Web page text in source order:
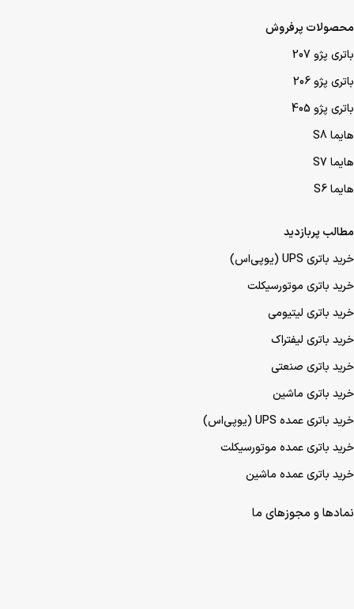
محصولات پرفروش
باتری پژو 207
باتری پژو 206
باتری پژو 405
هایما S8
هایما S7
هایما S6
مطالب پربازدید
خرید باتری UPS (یو‌پی‌اس)
خرید باتری موتورسیکلت
خرید باتری لیتیومی
خرید باتری لیفتراک
خرید باتری صنعتی
خرید باتری ماشین
خرید باتری عمده UPS (یو‌پی‌اس)
خرید باتری عمده موتورسیکلت
خرید باتری عمده ماشین
نمادها و مجوزهای ما